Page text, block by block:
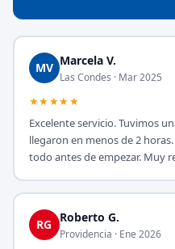
MV Marcela V.
Las Condes · Mar 2025
★★★★★
Excelente servicio. Tuvimos
llegaron en menos de 2
todo antes de empezar. Muy
RG Roberto G.
Providencia · Ene 2026